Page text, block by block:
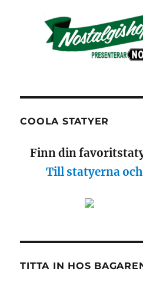
COOLA STATYER
Finn din
Till statyerna
TITTA IN HOS